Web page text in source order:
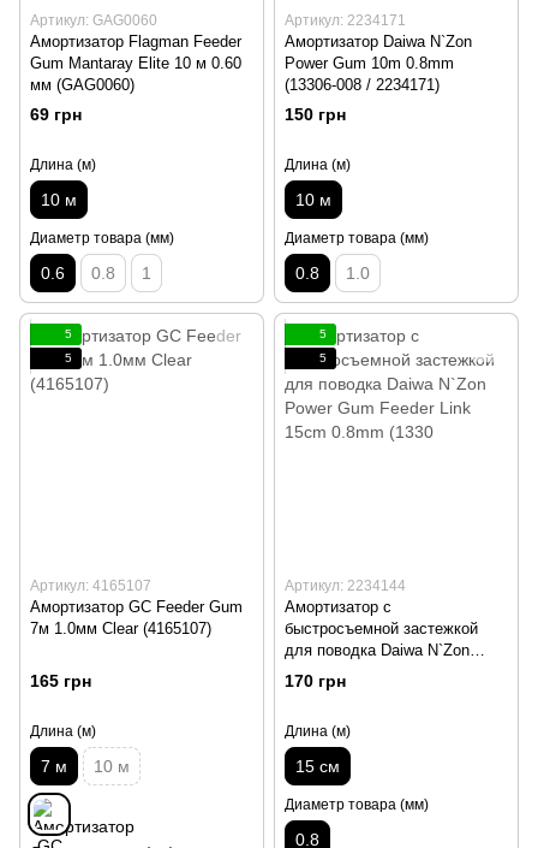
Артикул: GAG0060
Амортизатор Flagman Feeder
Gum Mantaray Elite 10 м 0.60
мм (GAG0060)
69 грн
Длина (м)
10 м
Диаметр товара (мм)
0.6 0.8 1
Артикул: 2234171
Амортизатор Daiwa N`Zon
Power Gum 10m 0.8mm
(13306-008 / 2234171)
150 грн
Длина (м)
10 м
Диаметр товара (мм)
0.8 1.0
5
5
Артикул: 4165107
Амортизатор GC Feeder Gum
7м 1.0мм Clear (4165107)
165 грн
Длина (м)
7 м 10 м
5
5
Артикул: 2234144
Амортизатор с
быстросъемной застежкой
для поводка Daiwa N`Zon
Power Gum Feeder Link 15cm
0.8mm (1330
170 грн
Длина (м)
15 см
Диаметр товара (мм)
0.8